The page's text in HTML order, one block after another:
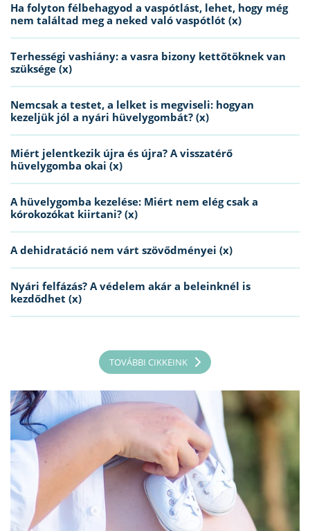
Ha folyton félbehagyod a vaspótlást, lehet, hogy még
nem találtad meg a neked való vaspótlót (x)
Terhességi vashiány: a vasra bizony kettőtöknek van
szüksége (x)
Nemcsak a testet, a lelket is megviseli: hogyan
kezeljük jól a nyári hüvelygombát? (x)
Miért jelentkezik újra és újra? A visszatérő
hüvelygomba okai (x)
A hüvelygomba kezelése: Miért nem elég csak a
kórokozókat kiirtani? (x)
A dehidratáció nem várt szövődményei (x)
Nyári felfázás? A védelem akár a beleinknél is
kezdődhet (x)
TOVÁBBI CIKKEINK